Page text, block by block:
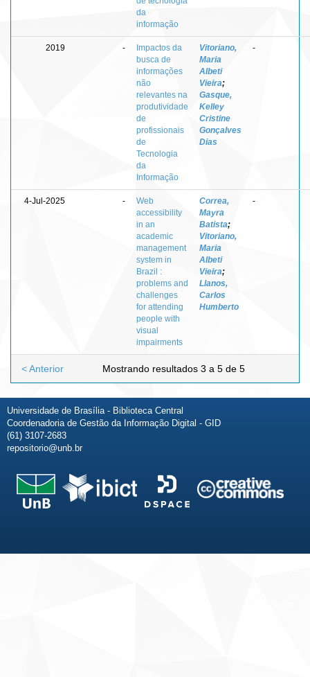
da
informação
2019 -
Impactos da
busca de
informações
não
relevantes na
produtividade
de
profissionais
de
Tecnologia
da
Informação
Vitoriano,
Maria
Albeti
Vieira;
Gasque,
Kelley
Cristine
Gonçalves
Dias
-
4-Jul-2025 -
Web
accessibility
in an
academic
management
system in
Brazil :
problems and
challenges
for attending
people with
visual
impairments
Correa,
Mayra
Batista;
Vitoriano,
Maria
Albeti
Vieira;
Llanos,
Carlos
Humberto
-
Mostrando resultados 3 a 5 de 5
< Anterior
Universidade de Brasília - Biblioteca Central
Coordenadoria de Gestão da Informação Digital - GID
(61) 3107-2683
repositorio@unb.br